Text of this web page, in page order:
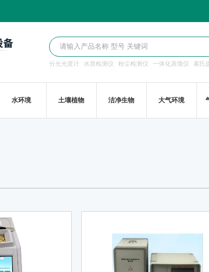
分光光度计 水质检测仪 粉尘检测仪 一体化蒸馏仪 索氏
水环境 土壤植物 洁净生物 大气环境